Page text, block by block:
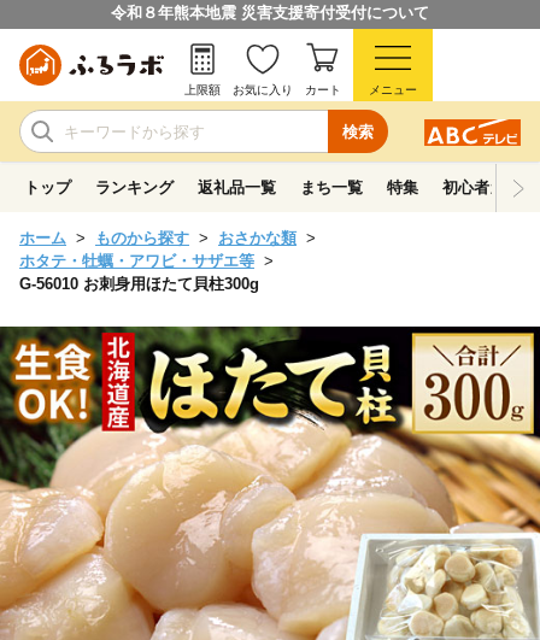
令和８年熊本地震 災害支援寄付受付について
検索
上限額 お気に入り カート メニュー
トップ ランキング 返礼品一覧 まち一覧 特集 初心者ガイド
ホーム ものから探す
おさかな類
ホタテ・牡蠣・アワビ・サザエ等
G-56010 お刺身用ほたて貝柱300g